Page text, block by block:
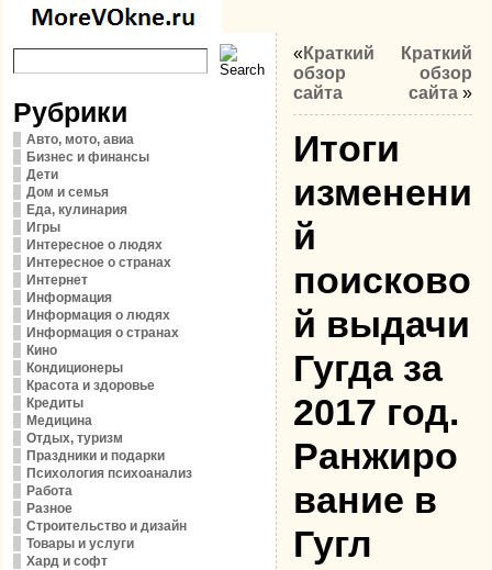
Рубрики
Авто, мото, авиа
Бизнес и финансы
Дети
Дом и семья
Еда, кулинария
Игры
Интересное о людях
Интересное о странах
Интернет
Информация
Информация о людях
Информация о странах
Кино
Кондиционеры
Красота и здоровье
Кредиты
Медицина
Отдых, туризм
Праздники и подарки
Психология психоанализ
Работа
Разное
Строительство и дизайн
Товары и услуги
Хард и софт
«Краткий
обзор
сайта
Краткий
обзор
сайта »
Итоги
изменени
й
поисково
й выдачи
Гугда за
2017 год.
Ранжиро
вание в
Гугл